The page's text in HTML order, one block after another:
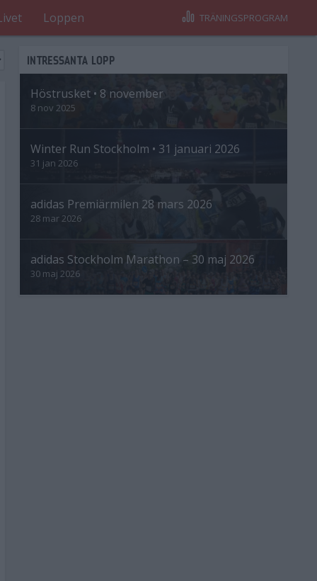
Loppen TRÄNINGSPROGRAM
INTRESSANTA LOPP
Höstrusket • 8 november
8 nov 2025
Winter Run Stockholm • 31 januari 2026
31 jan 2026
adidas Premiärmilen 28 mars 2026
28 mar 2026
adidas Stockholm Marathon – 30 maj 2026
30 maj 2026